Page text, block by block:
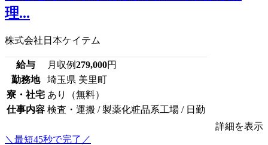
理...
株式会社日本ケイテム
給与 月収例279,000円
勤務地
埼玉県 美里町
寮・社宅 あり（無料）
仕事内容 検査・運搬 / 製薬化粧品系工場 / 日勤
詳細を表示
＼最短45秒で完了／